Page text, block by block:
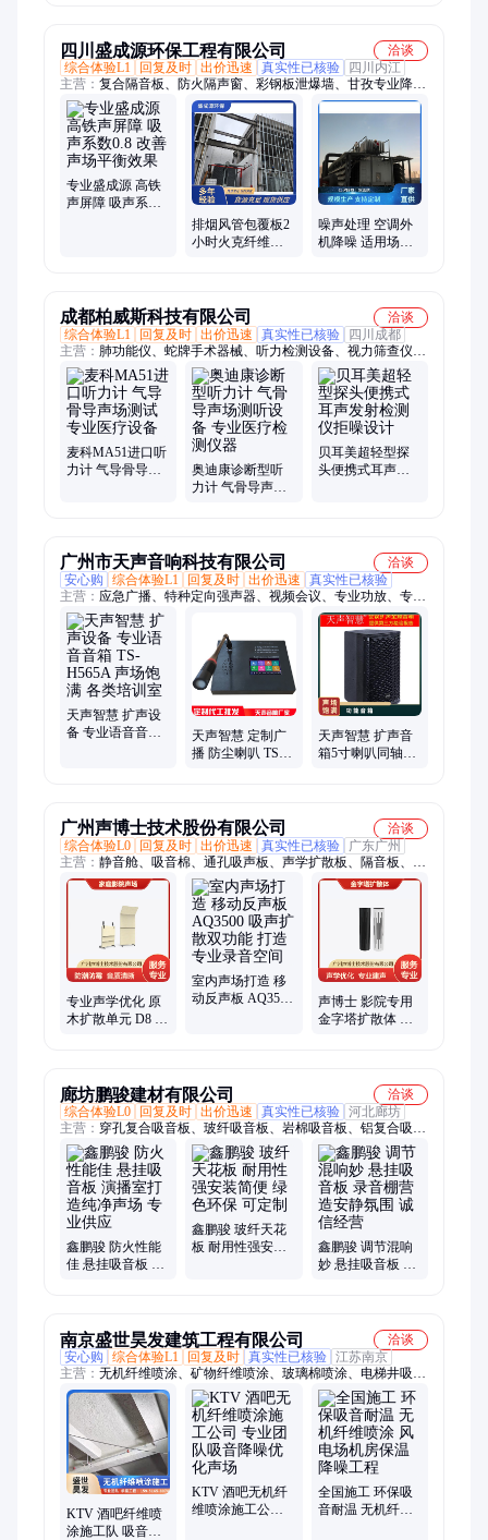
四川盛成源环保工程有限公司
洽谈
综合体验L1
回复及时 出价迅速 真实性已核验
四川内江
主营： 复合隔音板、防火隔声窗、彩钢板泄爆墙、甘孜专业降噪
隔声房、工业车间隔声门、金属环保隔音毡、聚酯纤维吸音板、
玻璃纤维吸音棉
专业盛成源 高铁
声屏障 吸声系数
排烟风管包覆板2
小时火克纤维增
噪声处理 空调外
机降噪 适用场景
成都柏威斯科技有限公司
洽谈
综合体验L1
回复及时 出价迅速 真实性已核验
四川成都
主营： 肺功能仪、蛇牌手术器械、听力检测设备、视力筛查仪、
精神压力分析仪、动脉硬化检测仪
麦科MA51进口听
力计 气导骨导声
奥迪康诊断型听
力计 气骨导声场
贝耳美超轻型探
头便携式耳声发
广州市天声音响科技有限公司
洽谈
安心购
综合体验L1 回复及时 出价迅速
真实性已核验
主营： 应急广播、特种定向强声器、视频会议、专业功放、专业
麦克风、会议声柱、公共广播、IP网络广播、音频扩音、线阵音
箱、数字功放、强声器专用功放、会议话筒、教学音响、数字广
播、无线麦克风、反馈抑制器、天线放大器、前级效果器、电源
时序器、HDMI矩阵、会议摄像机、音频处理器、音频矩阵、会
议音响
天声智慧 扩声设
备 专业语音音箱
天声智慧 定制广
播 防尘喇叭 TS-
天声智慧 扩声音
箱5寸喇叭同轴全
广州声博士技术股份有限公司
洽谈
综合体验L0
回复及时 出价迅速 真实性已核验
广东广州
主营： 静音舱、吸音棉、通孔吸声板、声学扩散板、隔音板、吸
音板、空间吸声体、声学软包、槽孔吸声板、声学棉、隔音棉、
隔声毡、二维扩散体、电话亭
专业声学优化 原
木扩散单元 D8 多
室内声场打造 移
动反声板 AQ3500
声博士 影院专用
金字塔扩散体 多
廊坊鹏骏建材有限公司
洽谈
综合体验L0
回复及时 出价迅速 真实性已核验 河北廊坊
主营： 穿孔复合吸音板、玻纤吸音板、岩棉吸音板、铝复合吸音
板、玻纤天花板、岩棉天花板、石膏复合吸音板、布艺软包吸音
板、悬挂吸音体
鑫鹏骏 防火性能
佳 悬挂吸音板 演
鑫鹏骏 玻纤天花
板 耐用性强安装
鑫鹏骏 调节混响
妙 悬挂吸音板 录
南京盛世昊发建筑工程有限公司
洽谈
安心购
综合体验L1 回复及时 真实性已核验 江苏南京
主营： 无机纤维喷涂、矿物纤维喷涂、玻璃棉喷涂、电梯井吸音
板、无机纤维棉、矿物纤维棉、玻璃纤维棉、高效吸音无机纤维
喷涂、无缝防火无机纤维喷涂、超细无机纤维喷涂、高效降噪电
梯井吸音板、穿孔复合电梯井吸音板、电梯井道专用吸音板、电
梯机房降噪吸音板、空调机房隔音吸音板、工程建筑电梯井吸音
板
KTV 酒吧纤维喷
涂施工队 吸音降
KTV 酒吧无机纤
维喷涂施工公司
全国施工 环保吸
音耐温 无机纤维